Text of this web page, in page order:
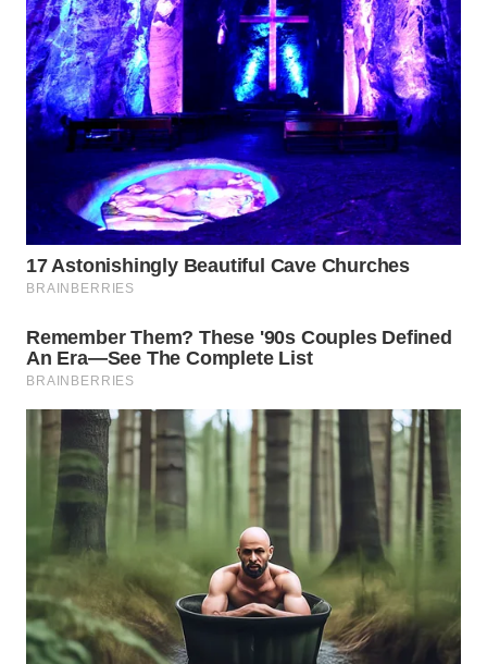
WN
BINTAN
WN
MANDALIKA
WN
LIKUPANG
WN
LABUANBAJO
WN
BORNEO
Wahana
Media
WAHANA
NEWS
WAHANA
TANI